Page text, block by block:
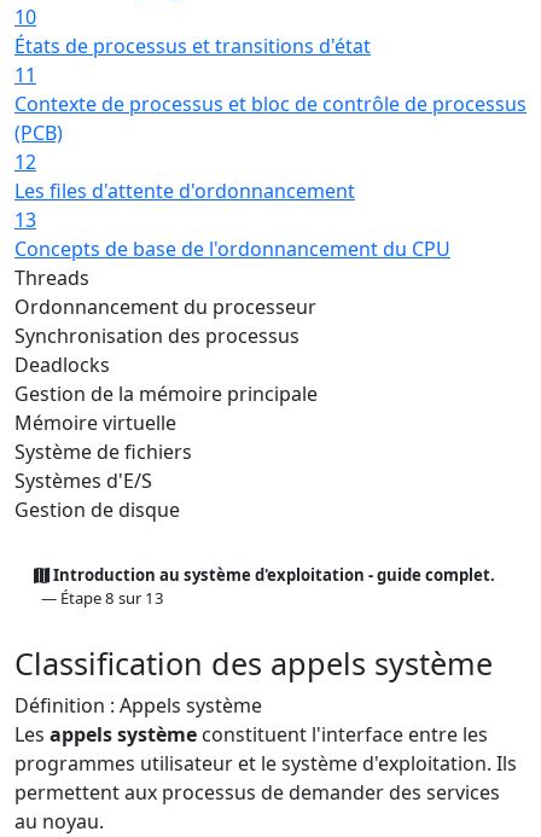
10
États de processus et transitions d'état
11
Contexte de processus et bloc de contrôle de processus
(PCB)
12
Les files d'attente d'ordonnancement
13
Concepts de base de l'ordonnancement du CPU
Threads
Ordonnancement du processeur
Synchronisation des processus
Deadlocks
Gestion de la mémoire principale
Mémoire virtuelle
Système de fichiers
Systèmes d'E/S
Gestion de disque
Introduction au système d'exploitation - guide complet.
— Étape 8 sur 13
Classification des appels système
Définition : Appels système
Les appels système constituent l'interface entre les
programmes utilisateur et le système d'exploitation. Ils
permettent aux processus de demander des services
au noyau.